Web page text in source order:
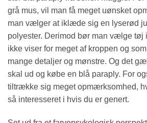
grå mus, vil man få meget uønsket
man vælger at iklæde sig en lyserød
polyester. Derimod bør man vælge tøj
ikke viser for meget af kroppen og
mange detaljer og mønstre. Og det
skal ud og købe en blå paraply. For
tiltrække sig meget opmærksomhed,
så interesseret i hvis du er genert.